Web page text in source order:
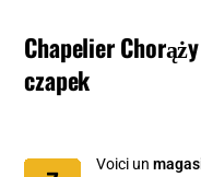
Chapelier
czapek
Voici un